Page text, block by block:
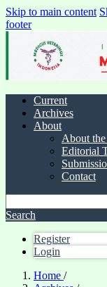
Skip to main content
footer
Current
Archives
About
About
Editorial
Contact
Search
Register
Login
Home /